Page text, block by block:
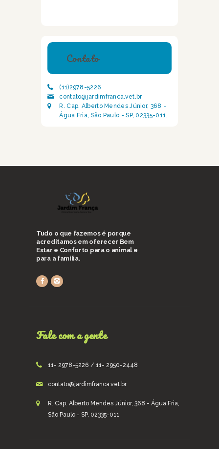
Contato
(11)2978-5226
contato@jardimfranca.vet.br
R. Cap. Alberto Mendes Júnior, 368 -
Água Fria, São Paulo - SP, 02335-011.
Tudo o que fazemos é porque
acreditamos em oferecer Bem
Estar e Conforto para o animal e
para a família.
Fale com a gente
11- 2978-5226 / 11- 2950-2448
contato@jardimfranca.vet.br
R. Cap. Alberto Mendes Júnior, 368 - Água Fria,
São Paulo - SP, 02335-011